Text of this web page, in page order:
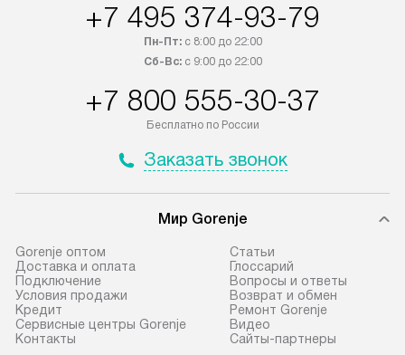
+7 495 374-93-79
Пн-Пт:с 8:00 до 22:00
Сб-Вс:с 9:00 до 22:00
+7 800 555-30-37
Бесплатно по России
Заказать звонок
Мир Gorenje
Gorenje оптом
Доставка и оплата
Подключение
Условия продажи
Кредит
Сервисные центры Gorenje
Контакты
Cтатьи
Глоссарий
Вопросы и ответы
Возврат и обмен
Ремонт Gorenje
Видео
Сайты-партнеры